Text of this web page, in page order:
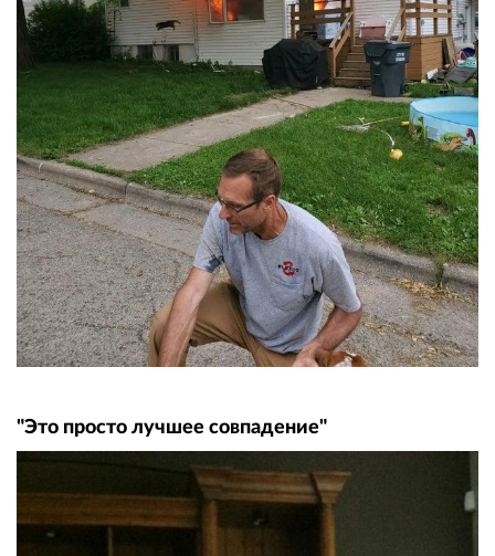
"Это просто лучшее совпадение"